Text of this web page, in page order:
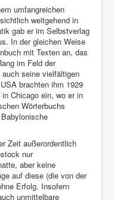
umfangreichen
weitgehend in
gab er im Selbstverlag
In der gleichen Weise
mit Texten an, das
im Feld der
seine vielfältigen
brachten ihm 1929
Chicago ein, wo er in
Wörterbuchs
Zeit außerordentlich
nur
aber keine
auf diese (die von der
Erfolg. Insofern
unmittelbare